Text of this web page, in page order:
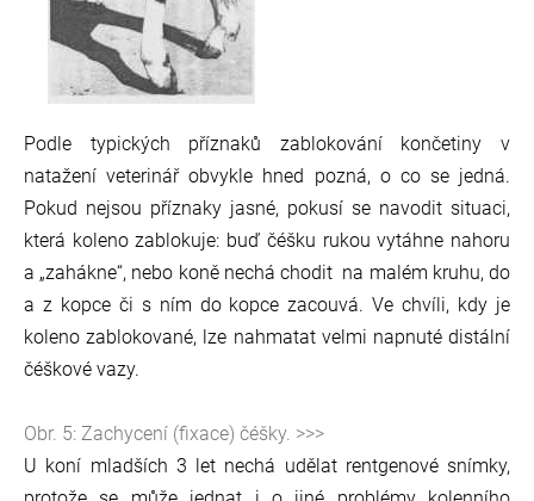
Podle typických příznaků zablokování končetiny v
natažení veterinář obvykle hned pozná, o co se jedná.
Pokud nejsou příznaky jasné, pokusí se navodit situaci,
která koleno zablokuje: buď čéšku rukou vytáhne nahoru
a „zahákne“, nebo koně nechá chodit na malém kruhu, do
a z kopce či s ním do kopce zacouvá. Ve chvíli, kdy je
koleno zablokované, lze nahmatat velmi napnuté distální
čéškové vazy.
Obr. 5: Zachycení (fixace) čéšky. >>>
U koní mladších 3 let nechá udělat rentgenové snímky,